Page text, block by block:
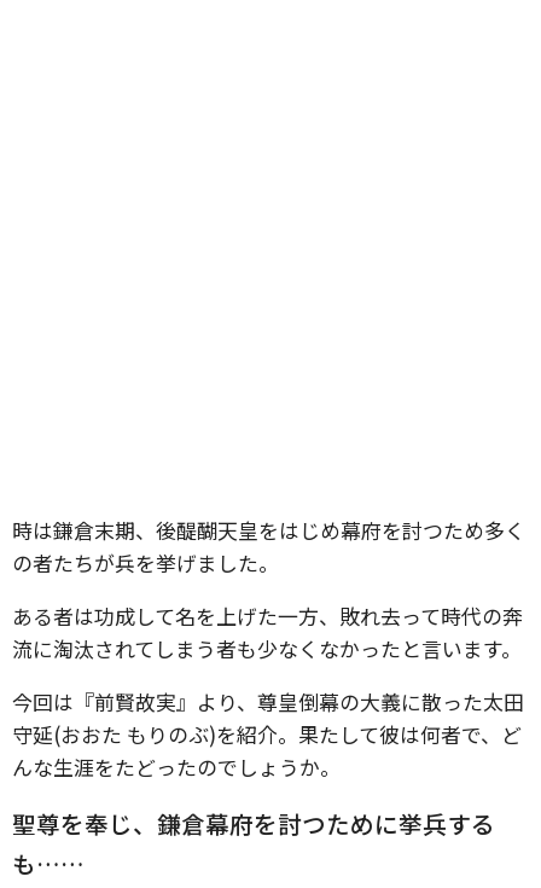
時は鎌倉末期、後醍醐天皇をはじめ幕府を討つため多く
の者たちが兵を挙げました。
ある者は功成して名を上げた一方、敗れ去って時代の奔
流に淘汰されてしまう者も少なくなかったと言います。
今回は『前賢故実』より、尊皇倒幕の大義に散った太田
守延(おおた もりのぶ)を紹介。果たして彼は何者で、ど
んな生涯をたどったのでしょうか。
聖尊を奉じ、鎌倉幕府を討つために挙兵する
も……